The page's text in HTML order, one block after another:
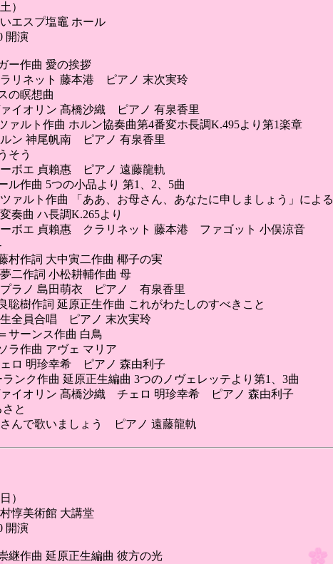
）
エスプ塩竈 ホール
開演
ー作曲 愛の挨拶
ネット 藤本港 ピアノ 末次実玲
の瞑想曲
オリン 髙橋沙織 ピアノ 有泉香里
ァルト作曲 ホルン協奏曲第4番変ホ長調K.495より第1楽章
神尾帆南 ピアノ 有泉香里
そう
エ 貞賴惠 ピアノ 遠藤龍軌
ル作曲 5つの小品より 第1、2、5曲
ァルト作曲 「ああ、お母さん、あなたに申しましょう」による
奏曲 ハ長調K.265より
エ 貞賴惠 クラリネット 藤本港 ファゴット 小俣涼音
村作詞 大中寅二作曲 椰子の実
二作詞 小松耕輔作曲 母
ノ 島田萌衣 ピアノ 有泉香里
聡樹作詞 延原正生作曲 これがわたしのすべきこと
員合唱 ピアノ 末次実玲
サーンス作曲 白鳥
ラ作曲 アヴェ マリア
明珍幸希 ピアノ 森由利子
ランク作曲 延原正生編曲 3つのノヴェレッテより第1、3曲
オリン 髙橋沙織 チェロ 明珍幸希 ピアノ 森由利子
さと
で歌いましょう ピアノ 遠藤龍軌
）
惇美術館 大講堂
開演
継作曲 延原正生編曲 彼方の光